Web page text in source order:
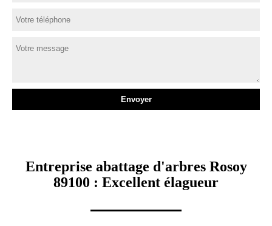
Entreprise abattage d'arbres Rosoy
89100 : Excellent élagueur